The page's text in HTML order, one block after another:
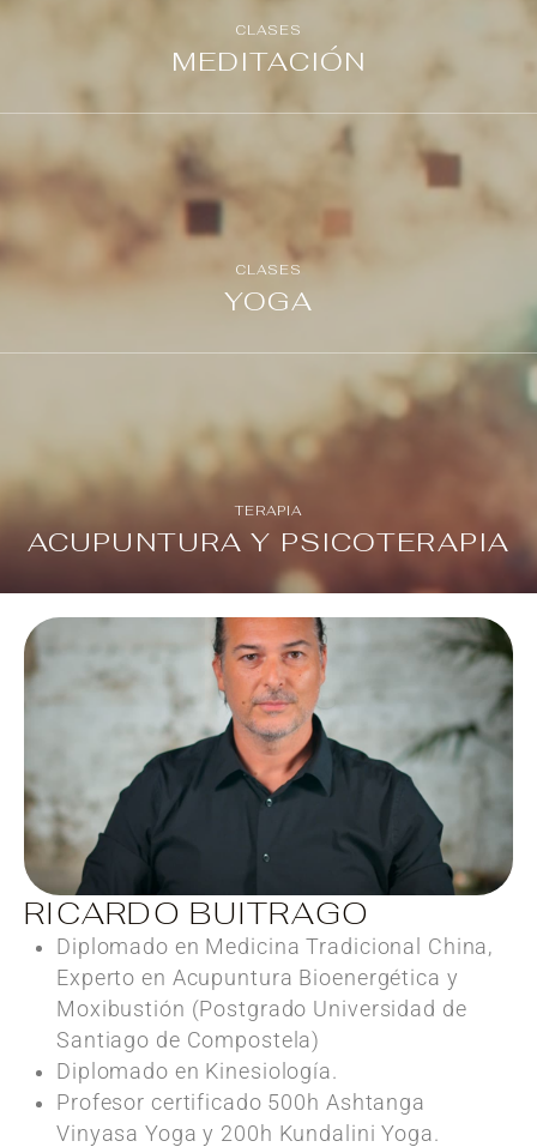
CLASES
MEDITACIÓN
CLASES
YOGA
TERAPIA
ACUPUNTURA Y PSICOTERAPIA
RICARDO BUITRAGO
Diplomado en Medicina Tradicional China,
Experto en Acupuntura Bioenergética y
Moxibustión (Postgrado Universidad de
Santiago de Compostela)
Diplomado en Kinesiología.
Profesor certificado 500h Ashtanga
Vinyasa Yoga y 200h Kundalini Yoga.